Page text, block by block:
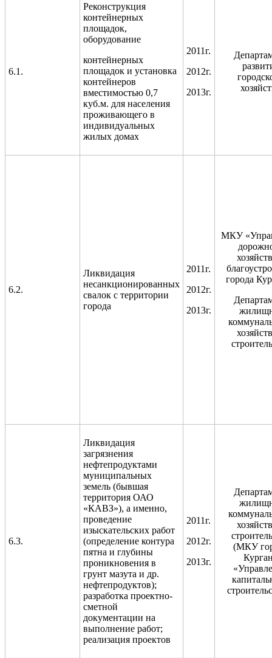
6.1.
Реконструкция
контейнерных
площадок,
оборудование
контейнерных
площадок и установка
контейнеров
вместимостью 0,7
куб.м. для населения
проживающего в
индивидуальных
жилых домах
2011г.
2012г.
2013г.
6.2.
Ликвидация
несанкционированных
свалок с территории
города
2011г.
2012г.
2013г.
МКУ
города
6.3.
Ликвидация
загрязнения
нефтепродуктами
муниципальных
земель (бывшая
территория ОАО
«КАВЗ»), а именно,
проведение
изыскательских работ
(определение контура
пятна и глубины
проникновения в
грунт мазута и др.
нефтепродуктов);
разработка проектно-
сметной
документации на
выполнение работ;
реализация проектов
2011г.
2012г.
2013г.
(МКУ